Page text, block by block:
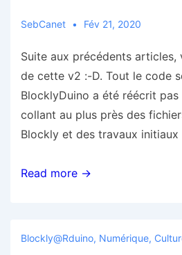
SebCanet Fév 21, 2020
Suite aux précédents articles,
de cette v2 :-D. Tout le code
BlocklyDuino a été réécrit pas
collant au plus près des
Blockly et des travaux
BlocklyDuino
prêt,
Read more →
Blockly@rduino, Numérique,